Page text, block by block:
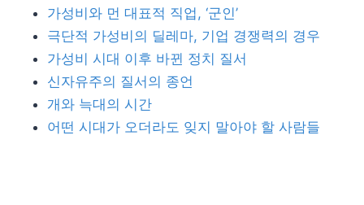
가성비와 먼 대표적 직업, ‘군인’
극단적 가성비의 딜레마, 기업 경쟁력의 경우
가성비 시대 이후 바뀐 정치 질서
신자유주의 질서의 종언
개와 늑대의 시간
어떤 시대가 오더라도 잊지 말아야 할 사람들